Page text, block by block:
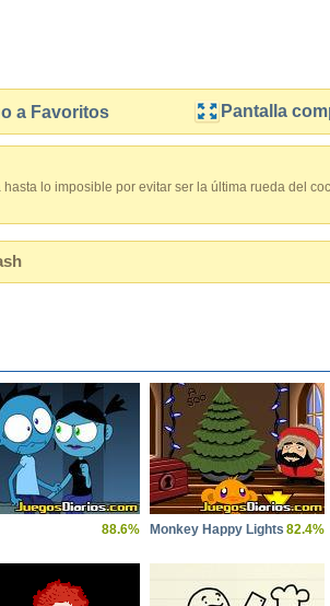
a Favoritos Pantalla
lo imposible por evitar ser la última rueda del
88.6% Monkey Happy Lights 82.4%